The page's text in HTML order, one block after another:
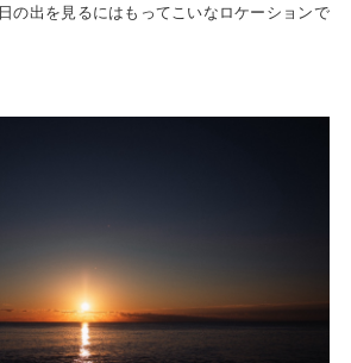
の出を見るにはもってこいなロケーションで